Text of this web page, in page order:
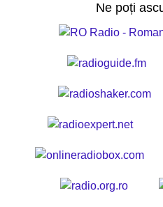
Ne poți